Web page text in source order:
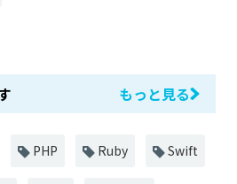
もっと見る
PHP Ruby Swift